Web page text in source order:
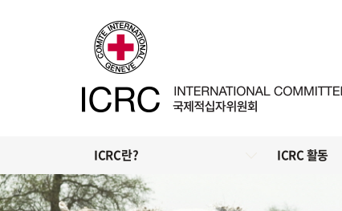
ICRC란? ICRC 활동